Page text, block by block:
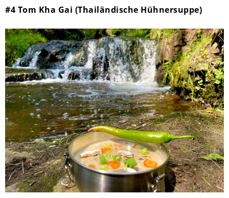
#4 Tom Kha Gai (Thailändische Hühnersuppe)